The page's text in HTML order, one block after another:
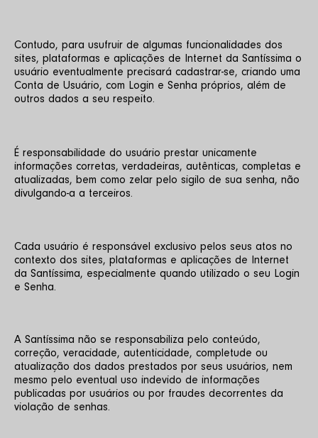
Contudo, para usufruir de algumas funcionalidades dos
sites, plataformas e aplicações de Internet da Santíssima o
usuário eventualmente precisará cadastrar-se, criando uma
Conta de Usuário, com Login e Senha próprios, além de
outros dados a seu respeito.
É responsabilidade do usuário prestar unicamente
informações corretas, verdadeiras, autênticas, completas e
atualizadas, bem como zelar pelo sigilo de sua senha, não
divulgando-a a terceiros.
Cada usuário é responsável exclusivo pelos seus atos no
contexto dos sites, plataformas e aplicações de Internet
da Santíssima, especialmente quando utilizado o seu Login
e Senha.
A Santíssima não se responsabiliza pelo conteúdo,
correção, veracidade, autenticidade, completude ou
atualização dos dados prestados por seus usuários, nem
mesmo pelo eventual uso indevido de informações
publicadas por usuários ou por fraudes decorrentes da
violação de senhas.